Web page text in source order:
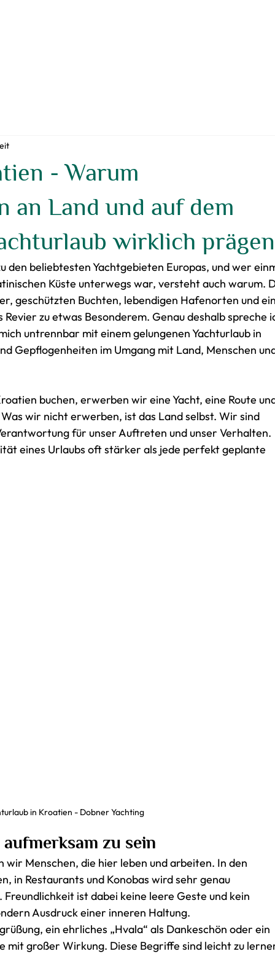
- Warum
an Land und auf dem
wirklich prägen
den beliebtesten Yachtgebieten Europas, und wer
Küste unterwegs war, versteht auch warum.
geschützten Buchten, lebendigen Hafenorten und
zu etwas Besonderem. Genau deshalb spreche
untrennbar mit einem gelungenen Yachturlaub in
Gepflogenheiten im Umgang mit Land, Menschen
buchen, erwerben wir eine Yacht, eine Route
wir nicht erwerben, ist das Land selbst. Wir sind
für unser Auftreten und unser Verhalten.
eines Urlaubs oft stärker als jede perfekt geplante
in Kroatien - Dobner Yachting
zu sein
wir Menschen, die hier leben und arbeiten. In den
in Restaurants und Konobas wird sehr genau
ist dabei keine leere Geste und kein
Ausdruck einer inneren Haltung.
ein ehrliches „Hvala“ als Dankeschön oder ein
mit großer Wirkung. Diese Begriffe sind leicht zu